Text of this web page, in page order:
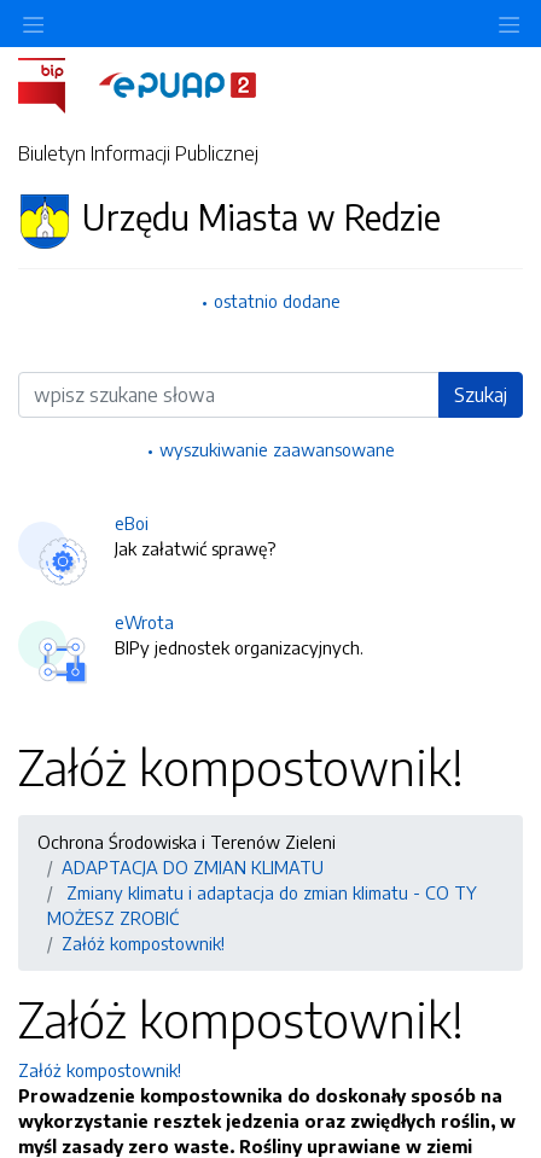
Biuletyn Informacji Publicznej
Urzędu Miasta w Redzie
ostatnio dodane
Wyszukiwarka Szukaj
wyszukiwanie zaawansowane
eBoi
Jak załatwić sprawę?
eWrota
BIPy jednostek organizacyjnych.
Załóż kompostownik!
Ochrona Środowiska i Terenów Zieleni
ADAPTACJA DO ZMIAN KLIMATU
Zmiany klimatu i adaptacja do zmian klimatu - CO TY
MOŻESZ ZROBIĆ
Załóż kompostownik!
Załóż kompostownik!
Załóż kompostownik!
Prowadzenie kompostownika do doskonały sposób na
wykorzystanie resztek jedzenia oraz zwiędłych roślin, w
myśl zasady zero waste. Rośliny uprawiane w ziemi